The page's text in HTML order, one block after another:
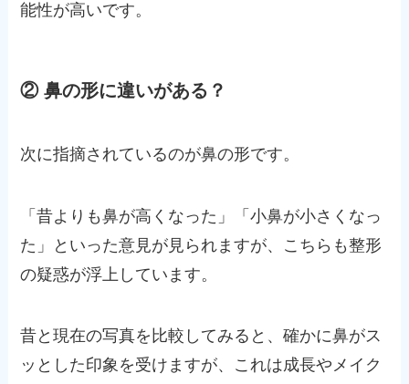
能性が高いです。
② 鼻の形に違いがある？
次に指摘されているのが鼻の形です。
「昔よりも鼻が高くなった」「小鼻が小さくなっ
た」といった意見が見られますが、こちらも整形
の疑惑が浮上しています。
昔と現在の写真を比較してみると、確かに鼻がス
ッとした印象を受けますが、これは成長やメイク